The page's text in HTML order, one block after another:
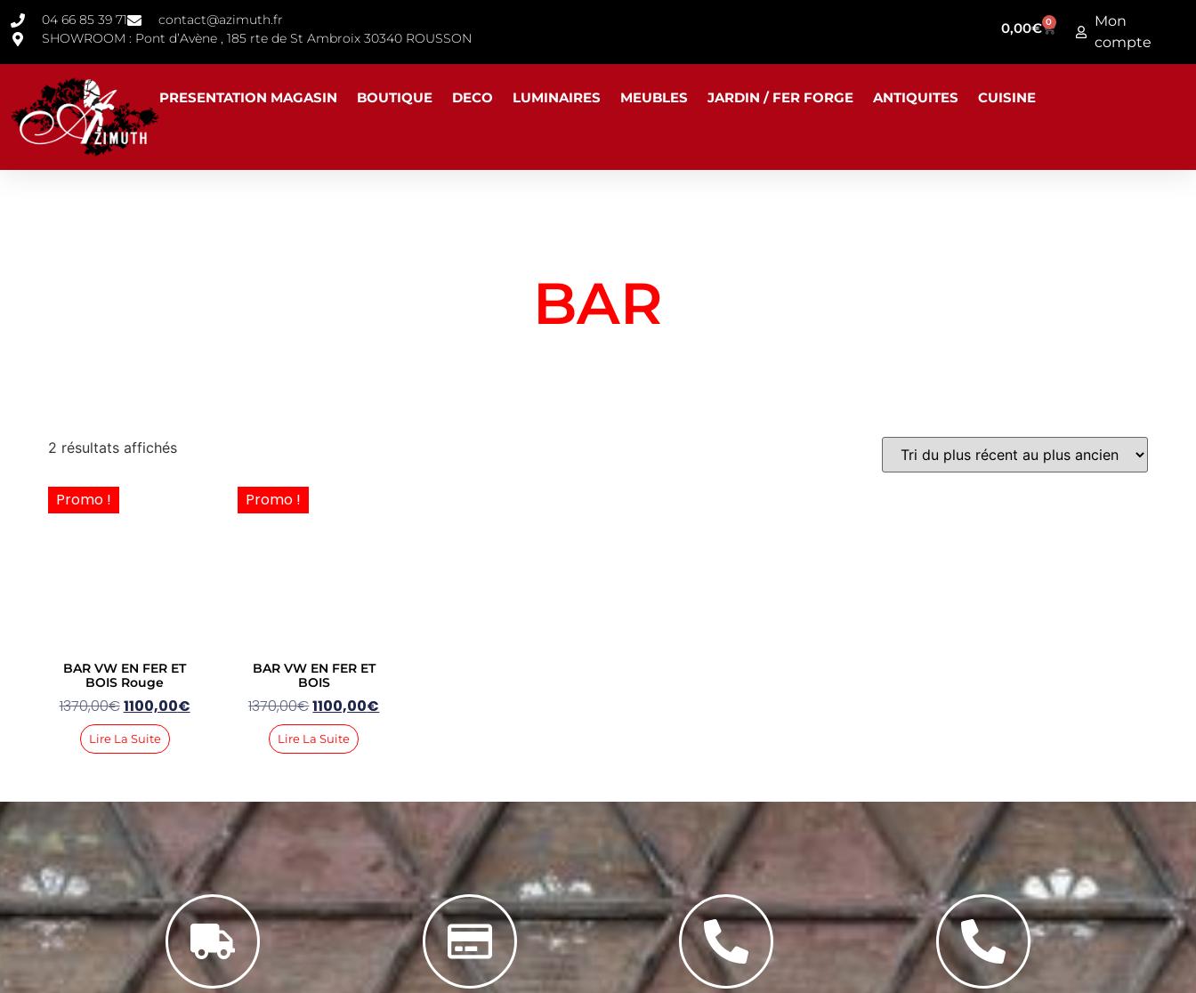
04 66 85 39 71
contact@azimuth.fr
SHOWROOM : Pont d’Avène , 185 rte de St Ambroix 30340 ROUSSON
0,00€ 0
Mon
compte
PRESENTATION MAGASIN BOUTIQUE DECO LUMINAIRES MEUBLES JARDIN / FER FORGE ANTIQUITES CUISINE
BAR
2 résultats affichés
Promo !
BAR VW EN FER ET
BOIS Rouge
1370,00€1100,00€
Lire La Suite
Promo !
BAR VW EN FER ET
BOIS
1370,00€1100,00€
Lire La Suite